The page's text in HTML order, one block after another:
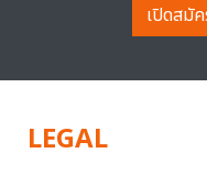
เปิดสมั
LEGAL